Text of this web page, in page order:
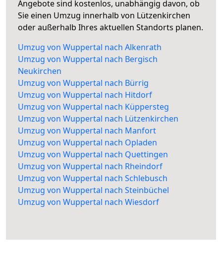
Angebote sind kostenlos, unabhängig davon, ob
Sie einen Umzug innerhalb von Lützenkirchen
oder außerhalb Ihres aktuellen Standorts planen.
Umzug von Wuppertal nach Alkenrath
Umzug von Wuppertal nach Bergisch
Neukirchen
Umzug von Wuppertal nach Bürrig
Umzug von Wuppertal nach Hitdorf
Umzug von Wuppertal nach Küppersteg
Umzug von Wuppertal nach Lützenkirchen
Umzug von Wuppertal nach Manfort
Umzug von Wuppertal nach Opladen
Umzug von Wuppertal nach Quettingen
Umzug von Wuppertal nach Rheindorf
Umzug von Wuppertal nach Schlebusch
Umzug von Wuppertal nach Steinbüchel
Umzug von Wuppertal nach Wiesdorf